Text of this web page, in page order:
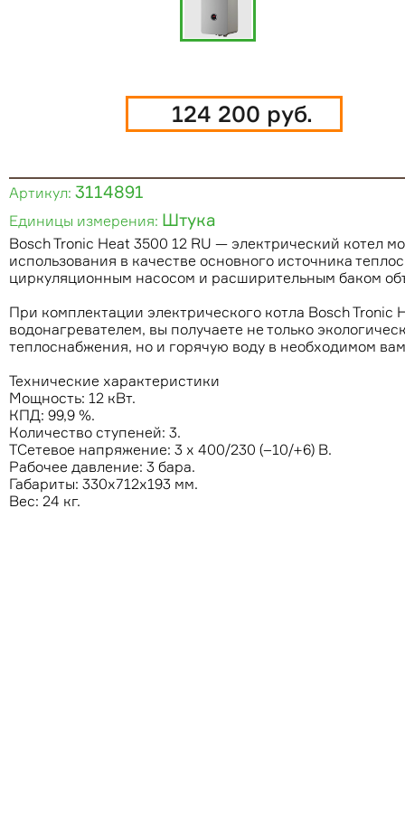
124 200 руб.
Артикул: 3114891
Единицы измерения: Штука
Bosch Tronic Heat 3500 12 RU — электрический котел
использования в качестве основного источника
циркуляционным насосом и расширительным баком
При комплектации электрического котла Bosch Tronic
водонагревателем, вы получаете не только
теплоснабжения, но и горячую воду в необходимом
Технические характеристики
Мощность: 12 кВт.
КПД: 99,9 %.
Количество ступеней: 3.
ТСетевое напряжение: 3 x 400/230 (–10/+6) В.
Рабочее давление: 3 бара.
Габариты: 330х712х193 мм.
Вес: 24 кг.